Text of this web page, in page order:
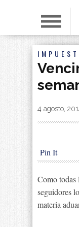
By|
4 agosto,
Pin It
Como todas
seguidores
materia